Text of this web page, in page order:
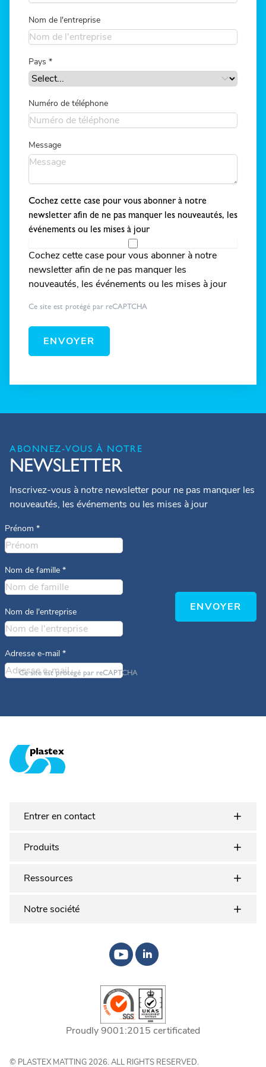
Nom de l'entreprise
Pays *
Numéro de téléphone
Message
Cochez cette case pour vous abonner à notre
newsletter afin de ne pas manquer les nouveautés, les
événements ou les mises à jour
Cochez cette case pour vous abonner à notre
newsletter afin de ne pas manquer les
nouveautés, les événements ou les mises à jour
Ce site est protégé par reCAPTCHA
ENVOYER
ABONNEZ-VOUS À NOTRE
NEWSLETTER
Inscrivez-vous à notre newsletter pour ne pas manquer les
nouveautés, les événements ou les mises à jour
Prénom *
Nom de famille *
Nom de l'entreprise
Adresse e-mail *
Ce site est protégé par reCAPTCHA
ENVOYER
Entrer en contact
Produits
Ressources
Notre société
Proudly 9001:2015 certificated
© PLASTEX MATTING 2026. ALL RIGHTS RESERVED.